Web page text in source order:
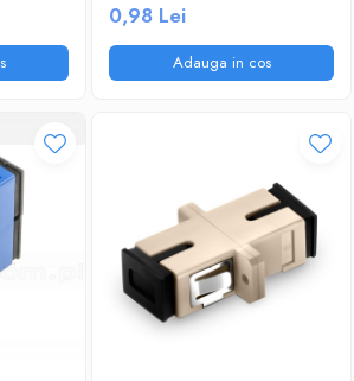
simplex
0,98 Lei
Adauga in cos